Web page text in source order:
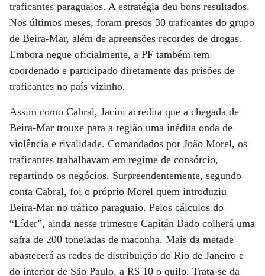
traficantes paraguaios. A estratégia deu bons resultados.
Nos últimos meses, foram presos 30 traficantes do grupo
de Beira-Mar, além de apreensões recordes de drogas.
Embora negue oficialmente, a PF também tem
coordenado e participado diretamente das prisões de
traficantes no país vizinho.
Assim como Cabral, Jacini acredita que a chegada de
Beira-Mar trouxe para a região uma inédita onda de
violência e rivalidade. Comandados por João Morel, os
traficantes trabalhavam em regime de consórcio,
repartindo os negócios. Surpreendentemente, segundo
conta Cabral, foi o próprio Morel quem introduziu
Beira-Mar no tráfico paraguaio. Pelos cálculos do
“Líder”, ainda nesse trimestre Capitán Bado colherá uma
safra de 200 toneladas de maconha. Mais da metade
abastecerá as redes de distribuição do Rio de Janeiro e
do interior de São Paulo, a R$ 10 o quilo. Trata-se da